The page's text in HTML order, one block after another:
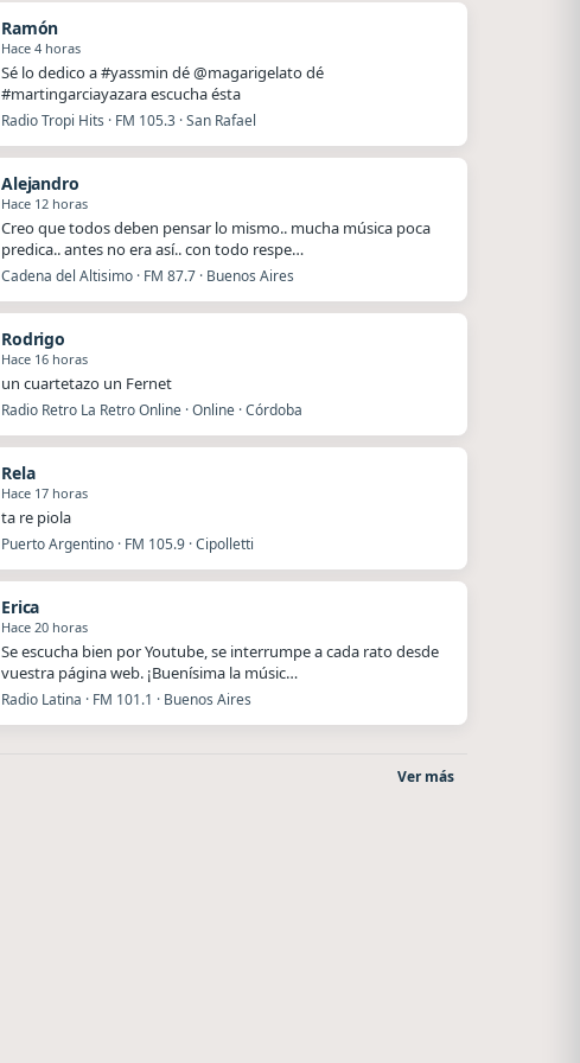
Ramón
Hace 4 horas
Sé lo dedico a #yassmin dé @magarigelato dé
#martingarciayazara escucha ésta
Radio Tropi Hits · FM 105.3 · San Rafael
Alejandro
Hace 12 horas
Creo que todos deben pensar lo mismo.. mucha música poca
predica.. antes no era así.. con todo respe…
Cadena del Altisimo · FM 87.7 · Buenos Aires
Rodrigo
Hace 16 horas
un cuartetazo un Fernet
Radio Retro La Retro Online · Online · Córdoba
Rela
Hace 17 horas
ta re piola
Puerto Argentino · FM 105.9 · Cipolletti
Erica
Hace 20 horas
Se escucha bien por Youtube, se interrumpe a cada rato desde
vuestra página web. ¡Buenísima la músic…
Radio Latina · FM 101.1 · Buenos Aires
Ver más